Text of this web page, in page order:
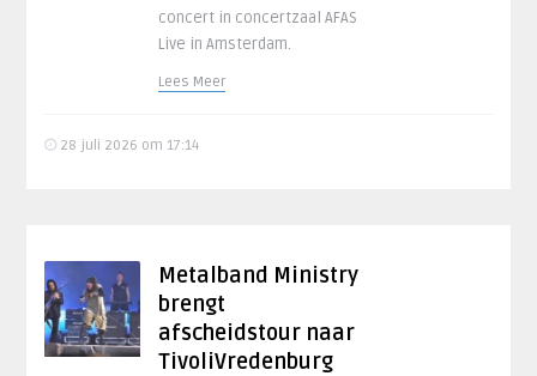
concert in concertzaal AFAS
Live in Amsterdam.
Lees Meer
28 juli 2026 om 17:14
Metalband Ministry
brengt
afscheidstour naar
TivoliVredenburg